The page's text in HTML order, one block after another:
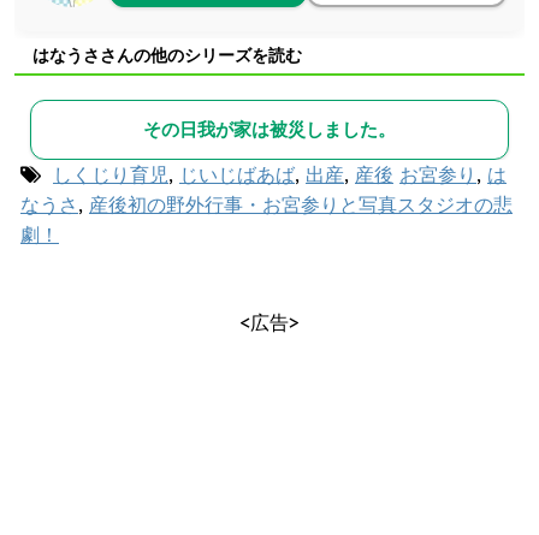
はなうささんの他のシリーズを読む
その日我が家は被災しました。
しくじり育児, じいじばあば, 出産, 産後 お宮参り , は
なうさ , 産後初の野外行事・お宮参りと写真スタジオの悲
劇！
<広告>